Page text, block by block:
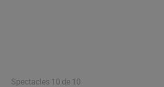
Spectacles 10 de 10